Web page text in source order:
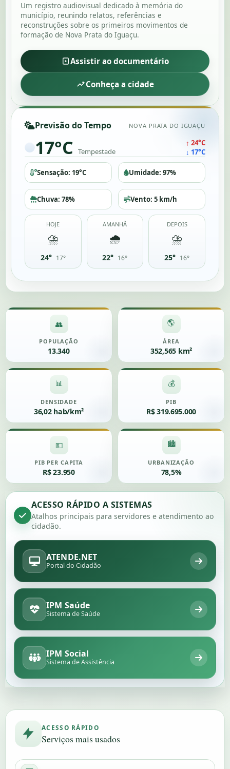
Um registro audiovisual dedicado à memória do
município, reunindo relatos, referências e
reconstruções sobre os primeiros movimentos de
formação de Nova Prata do Iguaçu.
Assistir ao documentário
Conheça a cidade
Previsão do Tempo NOVA PRATA DO IGUAÇU
17°C Tempestade
↑ 24°C
↓ 17°C
Sensação: 19°C Umidade: 97%
Chuva: 78% Vento: 5 km/h
HOJE
⛈️
24° 17°
AMANHÃ
🌧️
22° 16°
DEPOIS
⛈️
25° 16°
👥
POPULAÇÃO
13.340
🌎
ÁREA
352,565 km²
📊
DENSIDADE
36,02 hab/km²
💰
PIB
R$ 319.695.000
💵
PIB PER CAPITA
R$ 23.950
🏙️
URBANIZAÇÃO
78,5%
ACESSO RÁPIDO A SISTEMAS
Atalhos principais para servidores e atendimento ao
cidadão.
ATENDE.NET
Portal do Cidadão
IPM Saúde
Sistema de Saúde
IPM Social
Sistema de Assistência
ACESSO RÁPIDO
Serviços mais usados